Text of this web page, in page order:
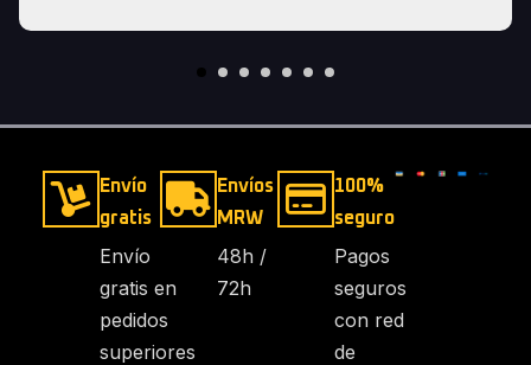
Envío
gratis
Envío
gratis en
pedidos
superiores
Envíos
MRW
48h /
72h
100%
seguro
Pagos
seguros
con red
de